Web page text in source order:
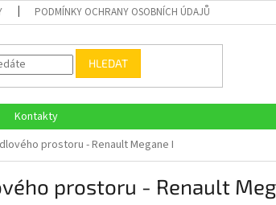
PODMÍNKY OCHRANY OSOBNÍCH ÚDAJŮ
HLEDAT
Kontakty
prostoru - Renault Megane I
prostoru - Renault